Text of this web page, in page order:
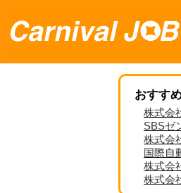
おすす
株式会
SBSゼ
株式会
国際自
株式会
株式会